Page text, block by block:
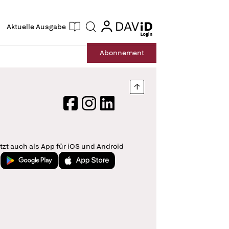
Aktuelle Ausgabe Suche login
login
Abonnement
Nach oben springen
FacebookInstagram
LinkedIn
auch als App für iOS und Android
Jetzt bei Google PlayLaden im App Store